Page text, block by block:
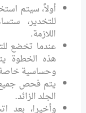
أولاً، سيتم
للتخدير،
اللازمة.
عندما تخضع
هذه الخطوة
وحساسية خاصة
يتم فحص جميع
الجلد الزائد.
وأخيرا، بعد